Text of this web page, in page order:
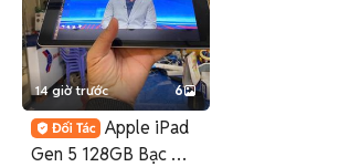
14 giờ trước 6
Apple iPad
Gen 5 128GB Bạc Wi-